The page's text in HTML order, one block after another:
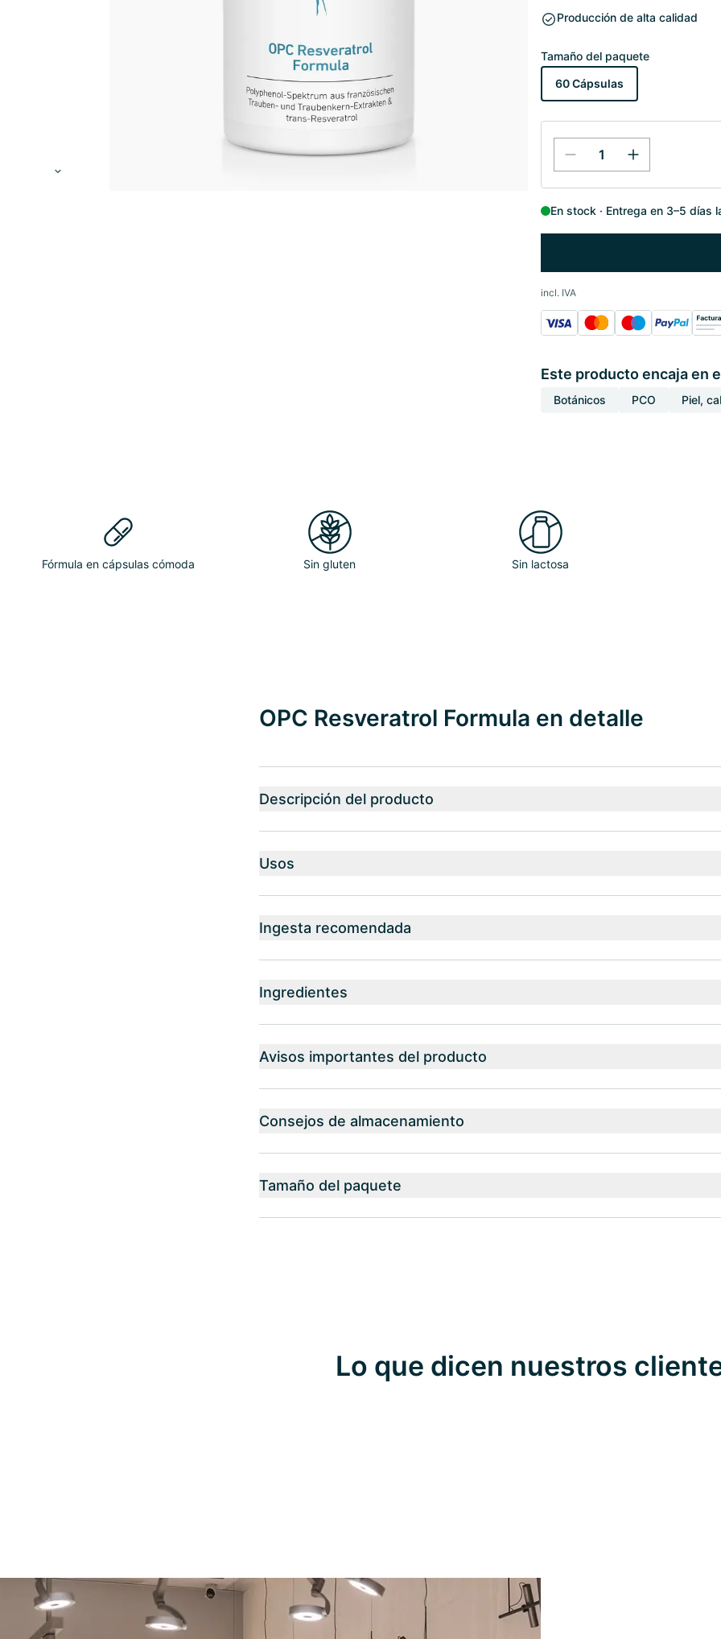
Producción de alta calidad
Tamaño del paquete
60 Cápsulas
En stock Entrega en 3–5 días
incl. IVA
Este producto encaja en
Botánicos PCO Piel,
Fórmula en cápsulas cómoda Sin gluten Sin lactosa
OPC Resveratrol Formula en detalle
Descripción del producto
Usos
Ingesta recomendada
Ingredientes
Avisos importantes del producto
Consejos de almacenamiento
Tamaño del paquete
Lo que dicen nuestros